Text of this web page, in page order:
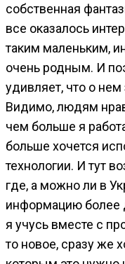
собственная
все оказалось
таким маленьким,
очень родным. И
удивляет, что о
Видимо, людям
чем больше я
больше хочется
технологии. И тут
где, а можно ли в
информацию более
я учусь вместе с
то новое, сразу же